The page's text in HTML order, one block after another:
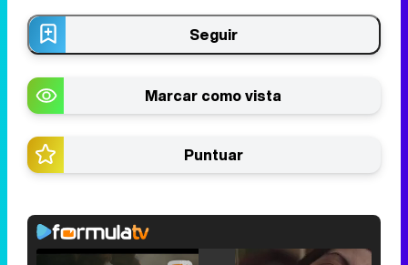
Seguir
Marcar como vista
Puntuar